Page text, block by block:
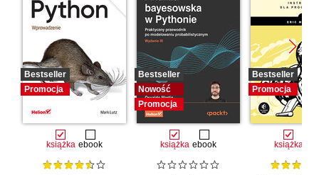
Bestseller
Promocja
książka ebook
Bestseller
Nowość
Promocja
książka ebook
Bestseller
Promocja
książka